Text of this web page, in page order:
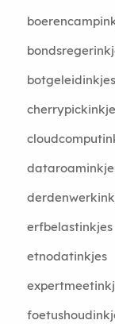
botgeleidinkjes
erfbelastinkjes
etnodatinkjes